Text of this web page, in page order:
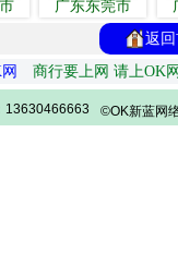
广东东莞市
返
商行要上网 请上OK网
13630466663 ©OK新蓝网